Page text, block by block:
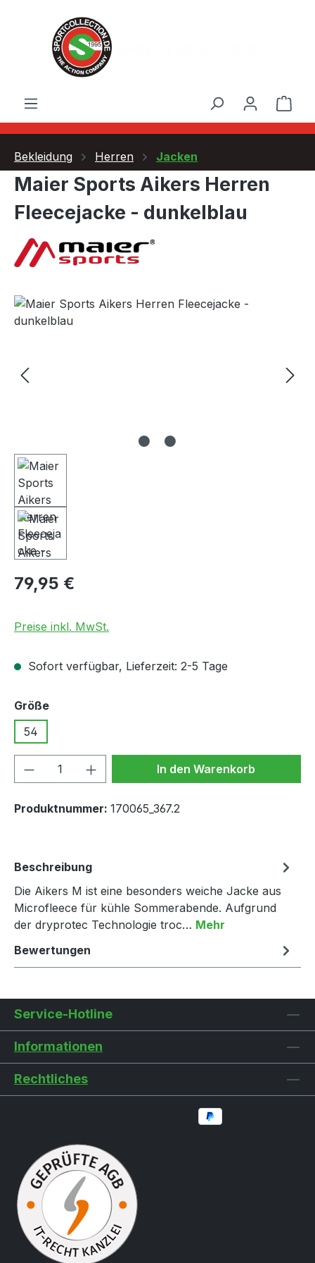
Zum Hauptinhalt springen
Bekleidung Herren Jacken
Maier Sports Aikers Herren
Fleecejacke - dunkelblau
Bildergalerie überspringen
Regulärer Preis:
79,95 €
Preise inkl. MwSt.
Sofort verfügbar, Lieferzeit: 2-5 Tage
Größeauswählen
54
Produkt Anzahl: Gib denIn den Warenkorb
Produktnummer: 170065_367.2
Beschreibung
Die Aikers M ist eine besonders weiche Jacke aus
Microfleece für kühle Sommerabende. Aufgrund
der dryprotec Technologie troc… Mehr
Bewertungen
Service-Hotline
Informationen
Rechtliches